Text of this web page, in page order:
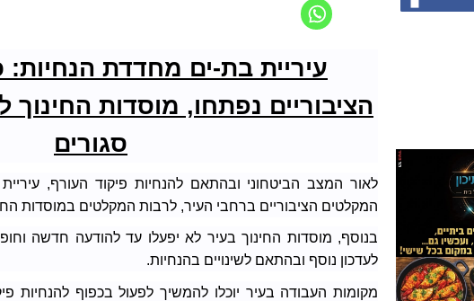
עיריית בת-ים מחדדת
הציבוריים נפתחו, מוסדות החינוך
סגורים
לאור המצב הביטחוני ובהתאם להנחיות פיקוד העורף,
המקלטים הציבוריים ברחבי העיר, לרבות המקלטים במוסדות
בנוסף, מוסדות החינוך בעיר לא יפעלו עד להודעה חדשה
לעדכון נוסף ובהתאם לשינויים בהנחיות.
מקומות העבודה בעיר יוכלו להמשיך לפעול בכפוף להנחיות